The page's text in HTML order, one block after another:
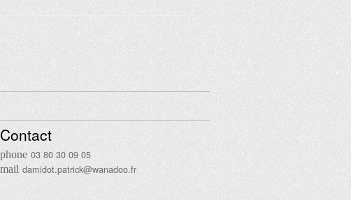
Contact
03 80 30 09 05
damidot.patrick@wanadoo.fr